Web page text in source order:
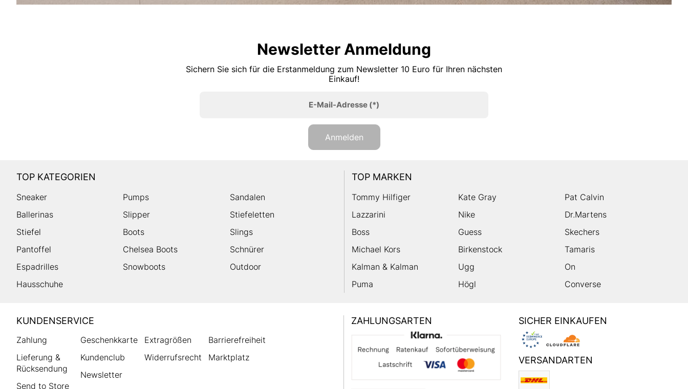
Newsletter Anmeldung
Sichern Sie sich für die Erstanmeldung zum Newsletter 10 Euro für Ihren nächsten
Einkauf!
E-Mail-Adresse(*)
Anmelden
TOP KATEGORIEN
Sneaker Pumps
Sandalen
Ballerinas
Slipper
Stiefeletten
Stiefel
Boots
Slings
Pantoffel
Chelsea Boots
Schnürer
Espadrilles
Snowboots
Outdoor
Hausschuhe
TOP MARKEN
Tommy Hilfiger Kate Gray
Pat Calvin
Lazzarini
Nike
Dr.Martens
Boss
Guess
Skechers
Michael Kors
Birkenstock
Tamaris
Kalman & Kalman
Ugg
On
Puma
Högl Converse
HUMANIC
Footer
KUNDENSERVICE
Zahlung
Lieferung &
Rücksendung
Send to Store
Geschenkkarte
Kundenclub
Newsletter
Extragrößen
Widerrufsrecht
Barrierefreiheit
Marktplatz
ZAHLUNGSARTEN SICHER EINKAUFEN
VERSANDARTEN